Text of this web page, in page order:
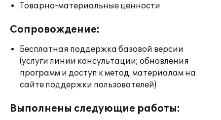
Товарно-материальные ценности
Сопровождение:
Бесплатная поддержка базовой версии
(услуги линии консультации; обновления
программ и доступ к метод. материалам на
сайте поддержки пользователей)
Выполнены следующие работы: